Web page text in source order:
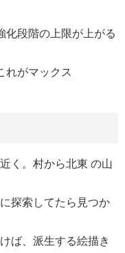
化段階の上限が上がる
れがマックス
く。村から北東 の山
探索してたら見つか
ば、派生する絵描き